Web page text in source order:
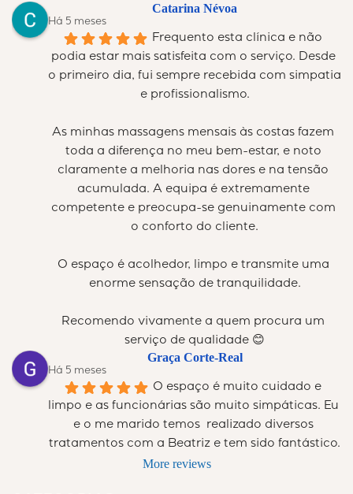
Catarina Névoa
Há 5 meses
Frequento esta clínica e não
podia estar mais satisfeita com o serviço. Desde
o primeiro dia, fui sempre recebida com simpatia
e profissionalismo.
As minhas massagens mensais às costas fazem
toda a diferença no meu bem-estar, e noto
claramente a melhoria nas dores e na tensão
acumulada. A equipa é extremamente
competente e preocupa-se genuinamente com
o conforto do cliente.
O espaço é acolhedor, limpo e transmite uma
enorme sensação de tranquilidade.
Recomendo vivamente a quem procura um
serviço de qualidade 😊
Graça Corte-Real
Há 5 meses
O espaço é muito cuidado e
limpo e as funcionárias são muito simpáticas. Eu
e o me marido temos  realizado diversos
tratamentos com a Beatriz e tem sido fantástico.
More reviews